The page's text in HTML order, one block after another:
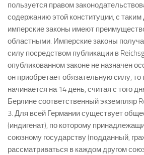
пользуется правом
содержанию этой конституции, с таким
имперские законы имеют
областными. Имперские законы
силу посредством публикации в
опубликованном законе не назначен
он приобретает обязательную силу, то
начинается на 14 день, считая с того
Берлине соответственный экземпляр
3. Для всей Германии существует
(индигенат), по которому
союзному государству (подданный,
рассматриваться в каждом другом